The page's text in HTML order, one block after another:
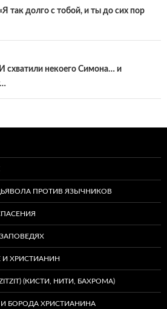
так долго с тобой, и ты до сих пор
некоего Симона… и
ПРОТИВ ЯЗЫЧНИКОВ
И ХРИСТИАНИН
(КИСТИ, НИТИ, БАХРОМА)
БОРОДА ХРИСТИАНИНА